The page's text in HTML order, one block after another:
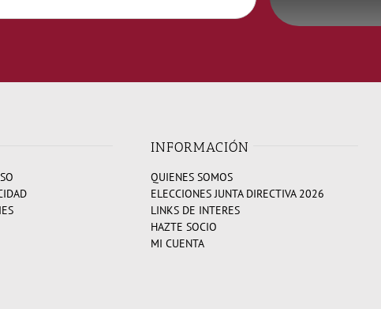
INFORMACIÓN
QUIENES SOMOS
ELECCIONES JUNTA DIRECTIVA 2026
LINKS DE INTERES
HAZTE SOCIO
MI CUENTA